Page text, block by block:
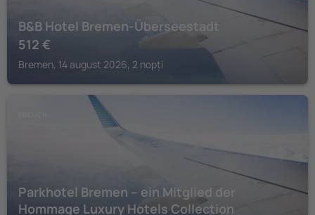
B&B Hotel Bremen-Überseestadt
512 €
Bremen, 14 august 2026, 2 nopți
Parkhotel Bremen – ein Mitglied der
Hommage Luxury Hotels Collection